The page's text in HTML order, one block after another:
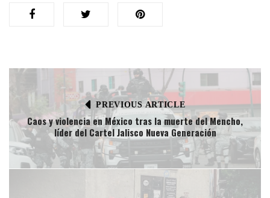
PREVIOUS ARTICLE
Caos y violencia en México tras la muerte del Mencho,
líder del Cartel Jalisco Nueva Generación